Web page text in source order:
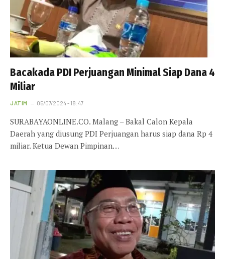
Bacakada PDI Perjuangan Minimal Siap Dana 4
Miliar
JATIM 05/07/2024 - 18:47
SURABAYAONLINE.CO. Malang – Bakal Calon Kepala
Daerah yang diusung PDI Perjuangan harus siap dana Rp 4
miliar. Ketua Dewan Pimpinan…